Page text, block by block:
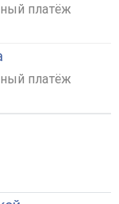
платёж
платёж